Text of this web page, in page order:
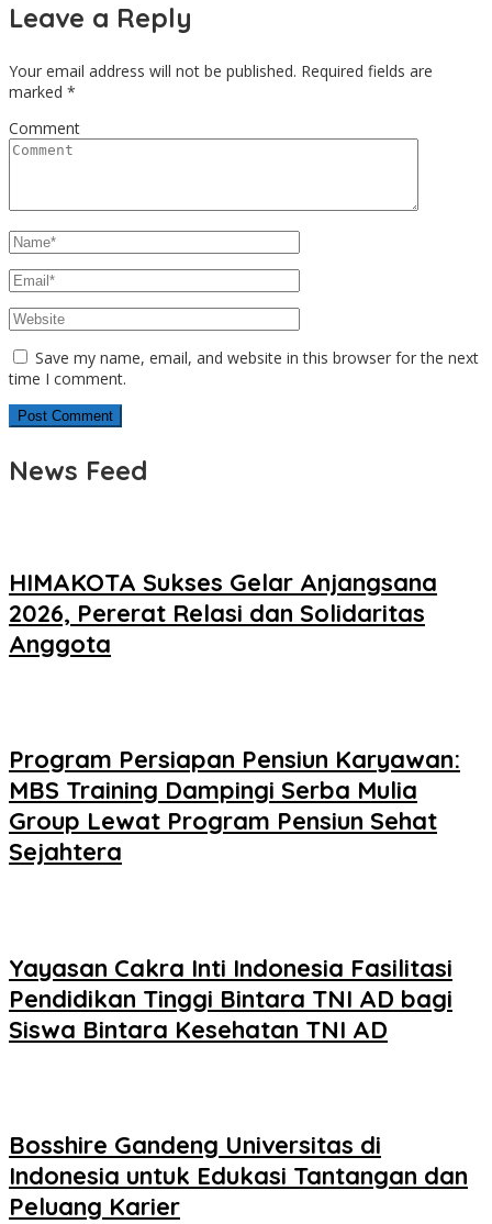
Leave a Reply
Your email address will not be published. Required fields are
marked *
Comment
Save my name, email, and website in this browser for the next
time I comment.
News Feed
HIMAKOTA Sukses Gelar Anjangsana
2026, Pererat Relasi dan Solidaritas
Anggota
Program Persiapan Pensiun Karyawan:
MBS Training Dampingi Serba Mulia
Group Lewat Program Pensiun Sehat
Sejahtera
Yayasan Cakra Inti Indonesia Fasilitasi
Pendidikan Tinggi Bintara TNI AD bagi
Siswa Bintara Kesehatan TNI AD
Bosshire Gandeng Universitas di
Indonesia untuk Edukasi Tantangan dan
Peluang Karier